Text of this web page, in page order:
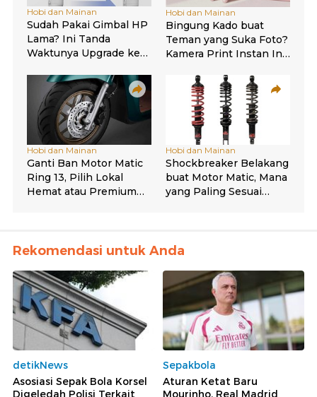
Rekomendasi untuk Anda
detikNews
Asosiasi Sepak Bola Korsel
Digeledah Polisi Terkait
Sepakbola
Aturan Ketat Baru
Mourinho, Real Madrid